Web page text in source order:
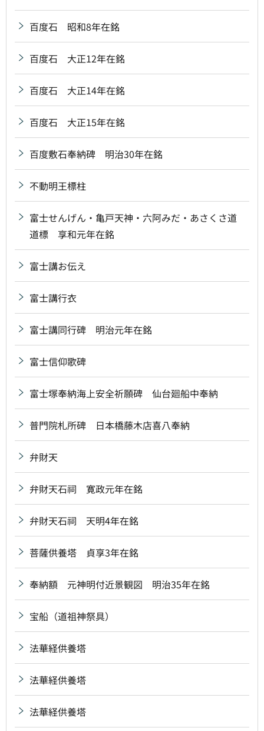
百度石 昭和8年在銘
百度石 大正12年在銘
百度石 大正14年在銘
百度石 大正15年在銘
百度敷石奉納碑 明治30年在銘
不動明王標柱
富士せんげん・亀戸天神・六阿みだ・あさくさ道
道標 享和元年在銘
富士講お伝え
富士講行衣
富士講同行碑 明治元年在銘
富士信仰歌碑
富士塚奉納海上安全祈願碑 仙台廻船中奉納
普門院札所碑 日本橋藤木店喜八奉納
弁財天
弁財天石祠 寛政元年在銘
弁財天石祠 天明4年在銘
菩薩供養塔 貞享3年在銘
奉納額 元神明付近景観図 明治35年在銘
宝船（道祖神祭具）
法華経供養塔
法華経供養塔
法華経供養塔